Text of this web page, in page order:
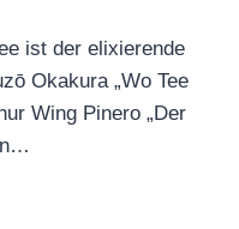
ist der elixierende
Okakura „Wo Tee
Wing Pinero „Der